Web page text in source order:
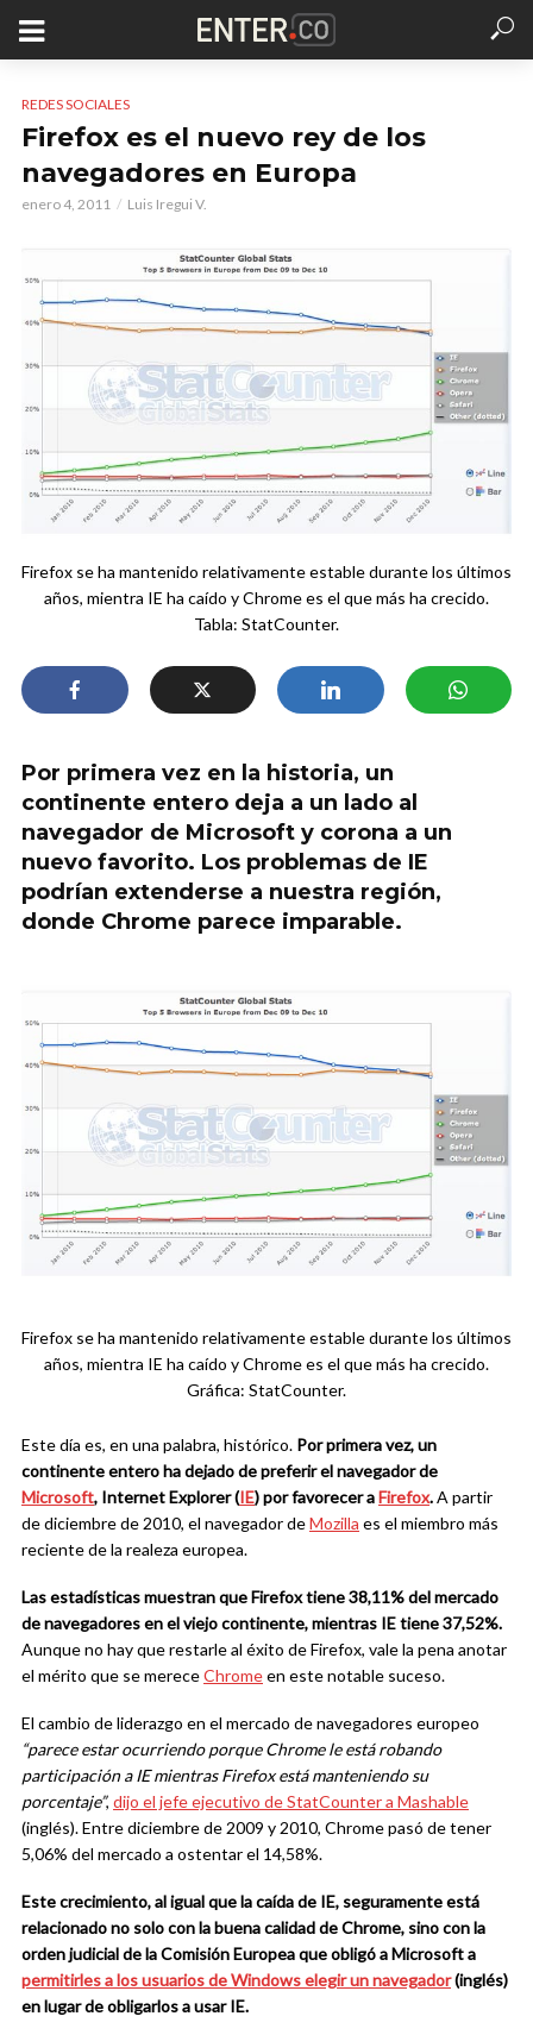
REDES SOCIALES
Firefox es el nuevo rey de los
navegadores en Europa
enero 4, 2011 Luis Iregui V.
Firefox se ha mantenido relativamente estable durante los últimos
años, mientra IE ha caído y Chrome es el que más ha crecido.
Tabla: StatCounter.
Por primera vez en la historia, un
continente entero deja a un lado al
navegador de Microsoft y corona a un
nuevo favorito. Los problemas de IE
podrían extenderse a nuestra región,
donde Chrome parece imparable.
Firefox se ha mantenido relativamente estable durante los últimos
años, mientra IE ha caído y Chrome es el que más ha crecido.
Gráfica: StatCounter.
Este día es, en una palabra, histórico. Por primera vez, un
continente entero ha dejado de preferir el navegador de
Microsoft, Internet Explorer (IE) por favorecer aFirefox.A partir
de diciembre de 2010, el navegador deMozilla es el miembro más
reciente de la realeza europea.
Las estadísticas muestran que Firefoxtiene38,11% del mercado
de navegadores en el viejo continente, mientras IE tiene 37,52%.
Aunque no hay que restarle al éxito de Firefox, vale la pena anotar
el mérito que se mereceChromeen este notable suceso.
El cambio de liderazgo en el mercado de navegadores europeo
“parece estar ocurriendo porque Chrome le está robando
participación a IE mientras Firefox está manteniendo su
porcentaje”, dijo el jefe ejecutivo de StatCounter a Mashable
(inglés). Entre diciembre de 2009 y 2010, Chrome pasó de tener
5,06% del mercado a ostentar el 14,58%.
Este crecimiento, al igual que la caída de IE, seguramente está
relacionado no solo con la buena calidad de Chrome, sino con la
orden judicial de la Comisión Europeaqueobligó a Microsoft a
permitirles a los usuarios de Windows elegir un navegador(inglés)
en lugar de obligarlos a usar IE.